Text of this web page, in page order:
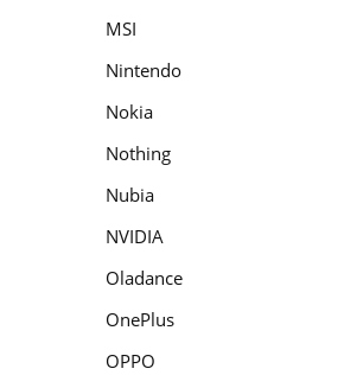
MSI
Nintendo
Nokia
Nothing
Nubia
NVIDIA
Oladance
OnePlus
OPPO